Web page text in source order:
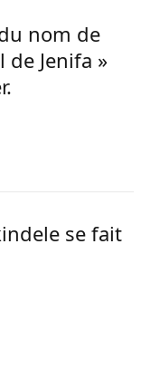
nom de
de Jenifa »
se fait